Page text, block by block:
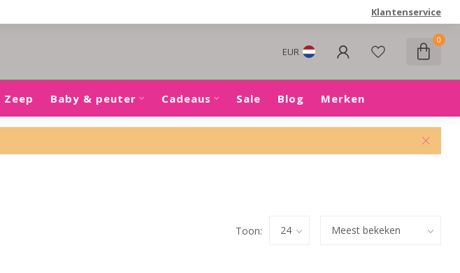
Klantenservice
EUR
0
Zeep Baby & peuter Cadeaus Sale Blog Merken
Toon: